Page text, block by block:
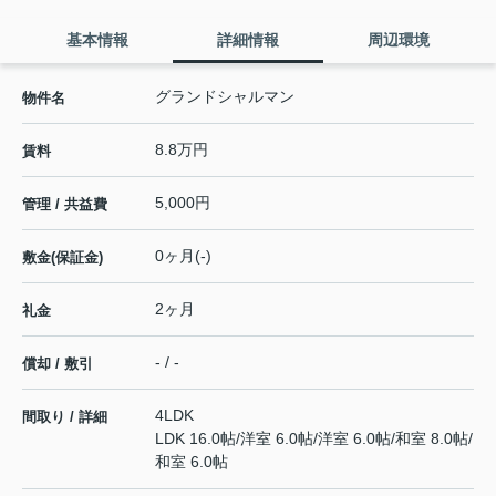
基本情報 詳細情報 周辺環境
物件名 グランドシャルマン
賃料 8.8万円
管理 / 共益費 5,000円
敷金(保証金) 0ヶ月(-)
礼金 2ヶ月
償却 / 敷引 - / -
間取り / 詳細
4LDK
LDK 16.0帖/洋室 6.0帖/洋室 6.0帖/和室 8.0帖/
和室 6.0帖